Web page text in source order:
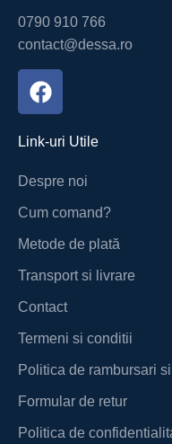
0790 910 766
contact@dessa.ro
Link-uri Utile
Despre noi
Cum comand?
Metode de plată
Transport si livrare
Contact
Termeni si conditii
Politica de rambursari
Formular de retur
Politica de